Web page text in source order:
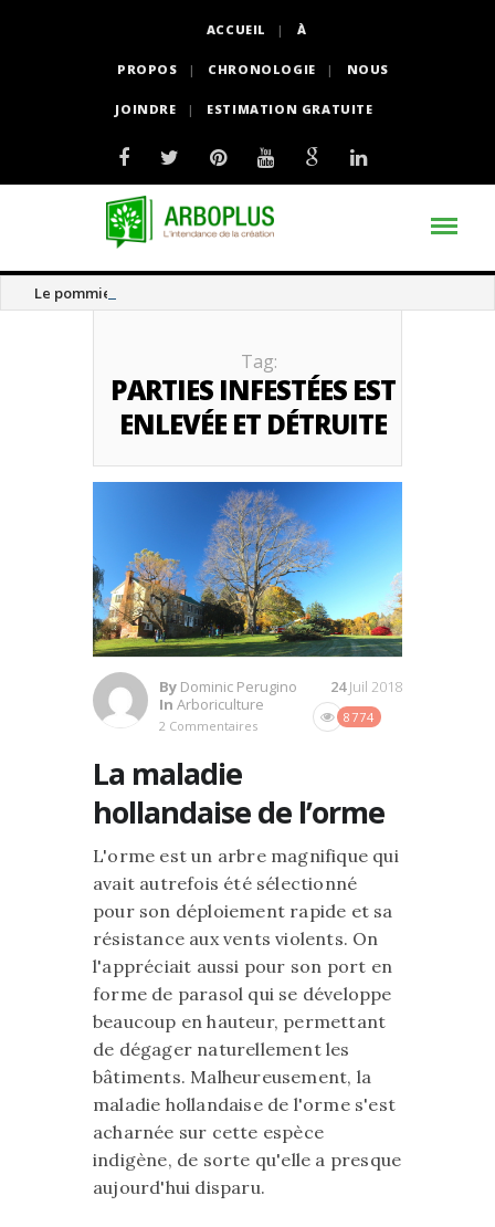
ACCUEIL À
PROPOS CHRONOLOGIE NOUS
JOINDRE ESTIMATION GRATUITE
Le pommier thé
Tag:
PARTIES INFESTÉES EST
ENLEVÉE ET DÉTRUITE
By Dominic Perugino
In Arboriculture
2 Commentaires
8774
24Juil 2018
La maladie
hollandaise de l’orme
L'orme est un arbre magnifique qui
avait autrefois été sélectionné
pour son déploiement rapide et sa
résistance aux vents violents. On
l'appréciait aussi pour son port en
forme de parasol qui se développe
beaucoup en hauteur, permettant
de dégager naturellement les
bâtiments. Malheureusement, la
maladie hollandaise de l'orme s'est
acharnée sur cette espèce
indigène, de sorte qu'elle a presque
aujourd'hui disparu.